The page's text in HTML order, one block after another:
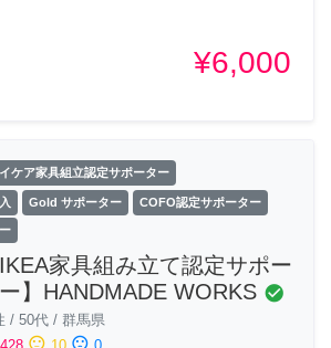
¥6,000
イケア家具組立認定サポーター
Gold サポーター COFO認定サポーター
IKEA家具組み立て認定サポー
】HANDMADE WORKS check_circle
/ 50代 / 群馬県
sentiment_neutral sentiment_dissatisfied